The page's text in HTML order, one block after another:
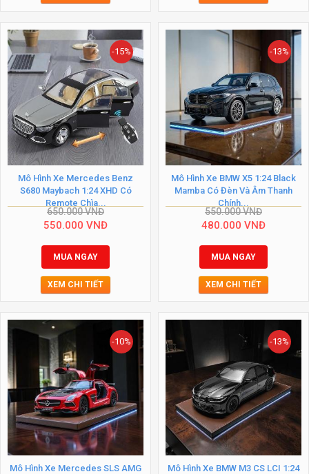
-15%
Mô Hình Xe Mercedes Benz
S680 Maybach 1:24 XHD Có
Remote Chìa...
650.000VNĐ
550.000 VNĐ
MUA NGAY
XEM CHI TIẾT
-13%
Mô Hình Xe BMW X5 1:24 Black
Mamba Có Đèn Và Âm Thanh
Chính...
550.000VNĐ
480.000 VNĐ
MUA NGAY
XEM CHI TIẾT
-10%
Mô Hình Xe Mercedes SLS AMG
-13%
Mô Hình Xe BMW M3 CS LCI 1:24